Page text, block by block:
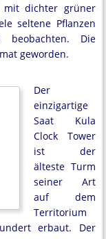
mit dichter grüner
seltene Pflanzen
Die
geworden.
Der
einzigartige
Saat Kula
Clock Tower
ist der
älteste Turm
seiner Art
auf dem
Territorium
erbaut. Der